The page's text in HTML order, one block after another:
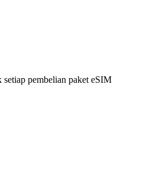
pembelian paket eSIM